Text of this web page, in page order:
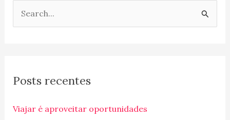
u
s
Posts recentes
Viajar é aproveitar oportunidades